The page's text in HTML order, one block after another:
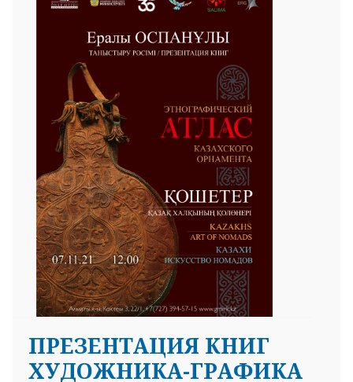
ПРЕЗЕНТАЦИЯ КНИГ
ХУДОЖНИКА-ГРАФИКА